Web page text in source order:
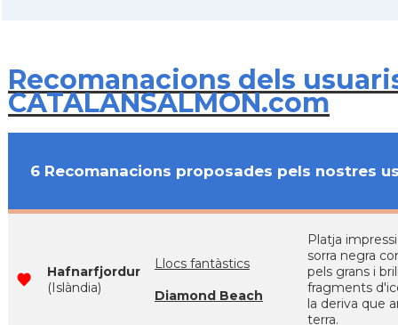
Recomanacions dels
CATALANSALMON.com
6 Recomanacions proposades pels nostres
Hafnarfjordur
(Islàndia)
Llocs fantàstics
Diamond Beach
Platja
sorra negra
pels grans i
fragments
la deriva que
terra.